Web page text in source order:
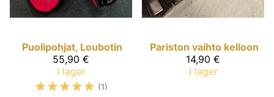
Puolipohjat, Loubotin
55,90 €
I lager
☆☆☆☆☆ (1)
Pariston vaihto kelloon
14,90 €
I lager